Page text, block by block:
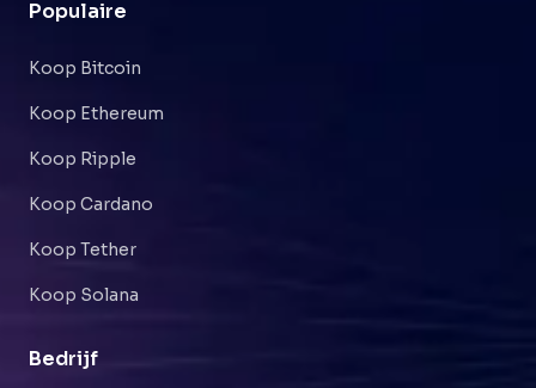
Populaire
Koop Bitcoin
Koop Ethereum
Koop Ripple
Koop Cardano
Koop Tether
Koop Solana
Bedrijf